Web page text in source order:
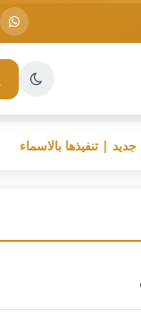
| تنفيذها بالاسماء